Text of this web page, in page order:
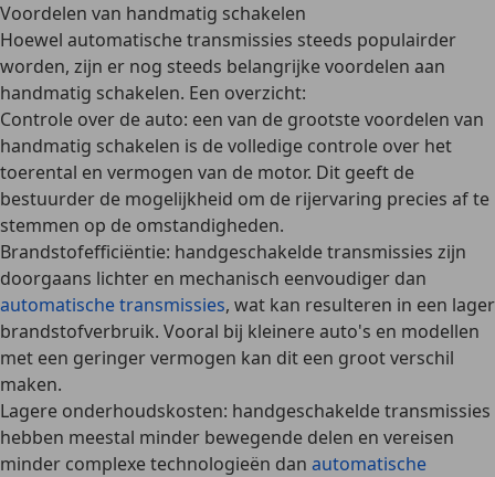
Voordelen van handmatig schakelen
Hoewel automatische transmissies steeds populairder
worden, zijn er nog steeds belangrijke voordelen aan
handmatig schakelen. Een overzicht:
Controle over de auto: een van de grootste voordelen van
handmatig schakelen is de volledige controle over het
toerental en vermogen van de motor. Dit geeft de
bestuurder de mogelijkheid om de rijervaring precies af te
stemmen op de omstandigheden.
Brandstofefficiëntie: handgeschakelde transmissies zijn
doorgaans lichter en mechanisch eenvoudiger dan
automatische transmissies, wat kan resulteren in een lager
brandstofverbruik. Vooral bij kleinere auto's en modellen
met een geringer vermogen kan dit een groot verschil
maken.
Lagere onderhoudskosten: handgeschakelde transmissies
hebben meestal minder bewegende delen en vereisen
minder complexe technologieën dan automatische